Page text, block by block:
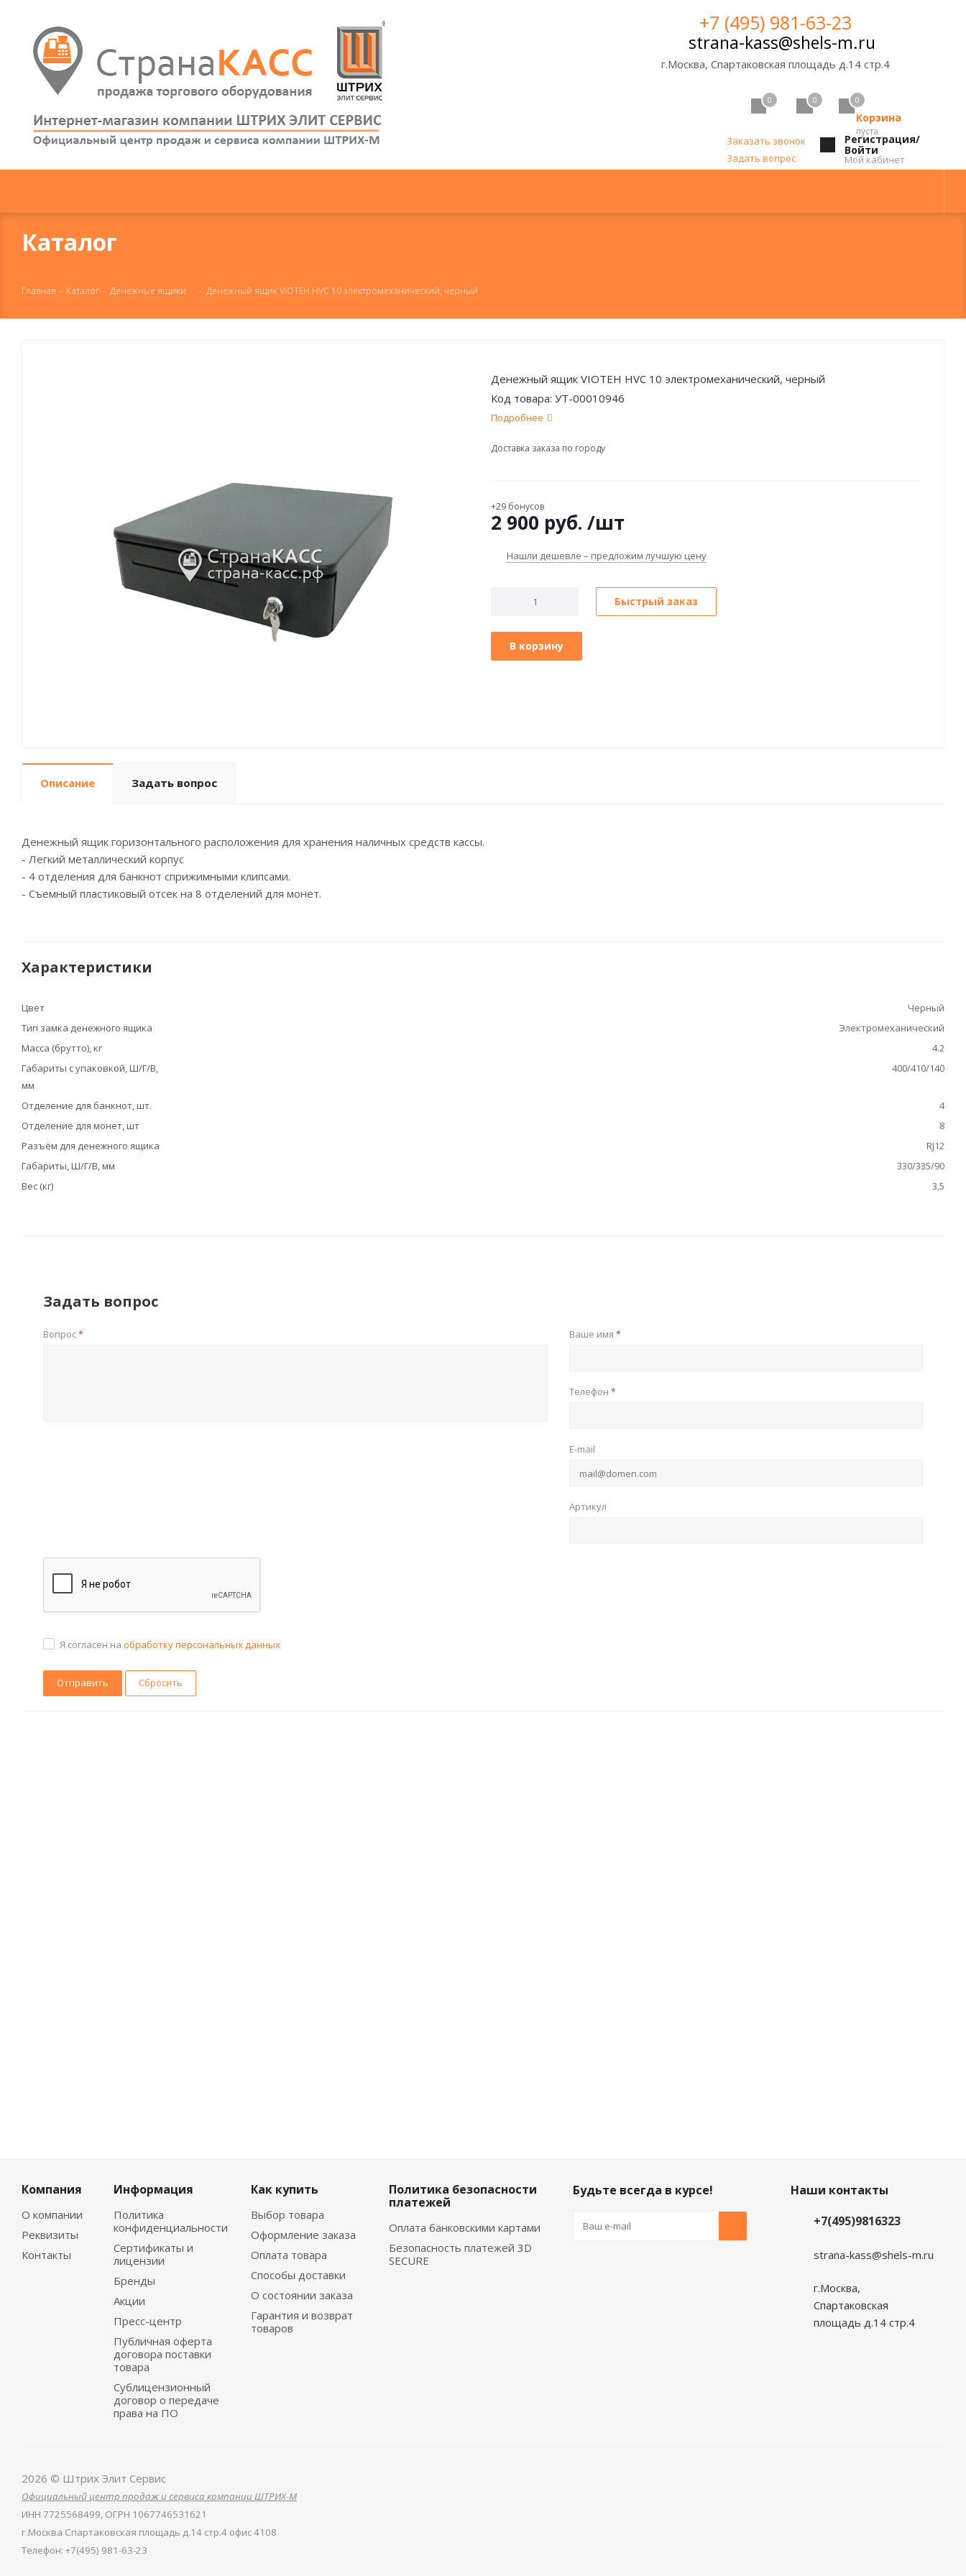
+7 (495) 981-63-23
strana-kass@shels-m.ru
г.Москва, Спартаковская площадь д.14 стр.4
0 0
Корзина
пуста
0
Регистрация/
Войти
Мой кабинет
Заказать звонок
Задать вопрос
Каталог
Главная - Каталог - Денежные ящики - Денежный ящик VIOTEH HVC 10 электромеханический, черный
Денежный ящик VIOTEH HVC 10 электромеханический, черный
Код товара: УТ-00010946
Подробнее
Доставка заказа по городу
+29 бонусов
2 900 руб. /шт
Нашли дешевле – предложим лучшую цену
В корзину
Быстрый заказ
Описание Задать вопрос
Денежный ящик горизонтального расположения для хранения наличных средств кассы.
- Легкий металлический корпус
- 4 отделения для банкнот сприжимными клипсами.
- Съемный пластиковый отсек на 8 отделений для монет.
Характеристики
Цвет
Черный
Тип замка денежного ящика
Электромеханический
Масса (брутто), кг
4.2
Габариты с упаковкой, Ш/Г/В,
мм
400/410/140
Отделение для банкнот, шт.
4
Отделение для монет, шт
8
Разъём для денежного ящика
RJ12
Габариты, Ш/Г/В, мм
330/335/90
Вес (кг)
3,5
Задать вопрос
Вопрос* Ваше имя *
Телефон *
E-mail
Артикул
Я согласен на обработку персональных данных
Сбросить
Компания
О компании
Реквизиты
Контакты
Информация
Политика
конфиденциальности
Сертификаты и
лицензии
Бренды
Акции
Пресс-центр
Публичная оферта
договора поставки
товара
Сублицензионный
договор о передаче
права на ПО
Как купить
Выбор товара
Оформление заказа
Оплата товара
Способы доставки
О состоянии заказа
Гарантия и возврат
товаров
Политика безопасности
платежей
Оплата банковскими картами
Безопасность платежей 3D
SECURE
Будьте всегда в курсе!
Наши контакты
+7(495)9816323
strana-kass@shels-m.ru
г.Москва,
Спартаковская
площадь д.14 стр.4
2026 © Штрих Элит Сервис
Официальный центр продаж и сервиса компании ШТРИХ-М
ИНН 7725568499, ОГРН 1067746531621
г.Москва Спартаковская площадь д.14 стр.4 офис 4108
Телефон: +7(495) 981-63-23